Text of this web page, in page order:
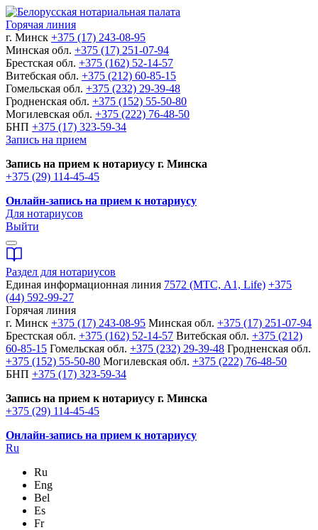
Горячая линия
г. Минск +375 (17) 243-08-95
Минская обл. +375 (17) 251-07-94
Брестская обл. +375 (162) 52-14-57
Витебская обл. +375 (212) 60-85-15
Гомельская обл. +375 (232) 29-39-48
Гродненская обл. +375 (152) 55-50-80
Могилевская обл. +375 (222) 76-48-50
БНП +375 (17) 323-59-34
Запись на прием
Запись на прием к нотариусу г. Минска
+375 (29) 114-45-45
Онлайн-запись на прием к нотариусу
Для нотариусов
Выйти
Раздел для нотариусов
Единая информационная линия 7572 (МТС, A1, Life) +375
(44) 592-99-27
Горячая линия
г. Минск +375 (17) 243-08-95 Минская обл. +375 (17) 251-07-94
Брестская обл. +375 (162) 52-14-57 Витебская обл. +375 (212)
60-85-15 Гомельская обл. +375 (232) 29-39-48 Гродненская обл.
+375 (152) 55-50-80 Могилевская обл. +375 (222) 76-48-50
БНП +375 (17) 323-59-34
Запись на прием к нотариусу г. Минска
+375 (29) 114-45-45
Онлайн-запись на прием к нотариусу
Ru
Ru
Eng
Bel
Es
Fr